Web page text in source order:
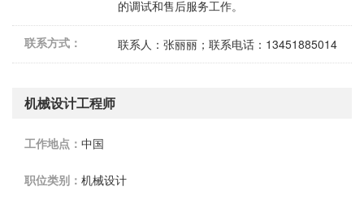
的调试和售后服务工作。
联系方式： 联系人：张丽丽；联系电话：13451885014
机械设计工程师
工作地点： 中国
职位类别： 机械设计